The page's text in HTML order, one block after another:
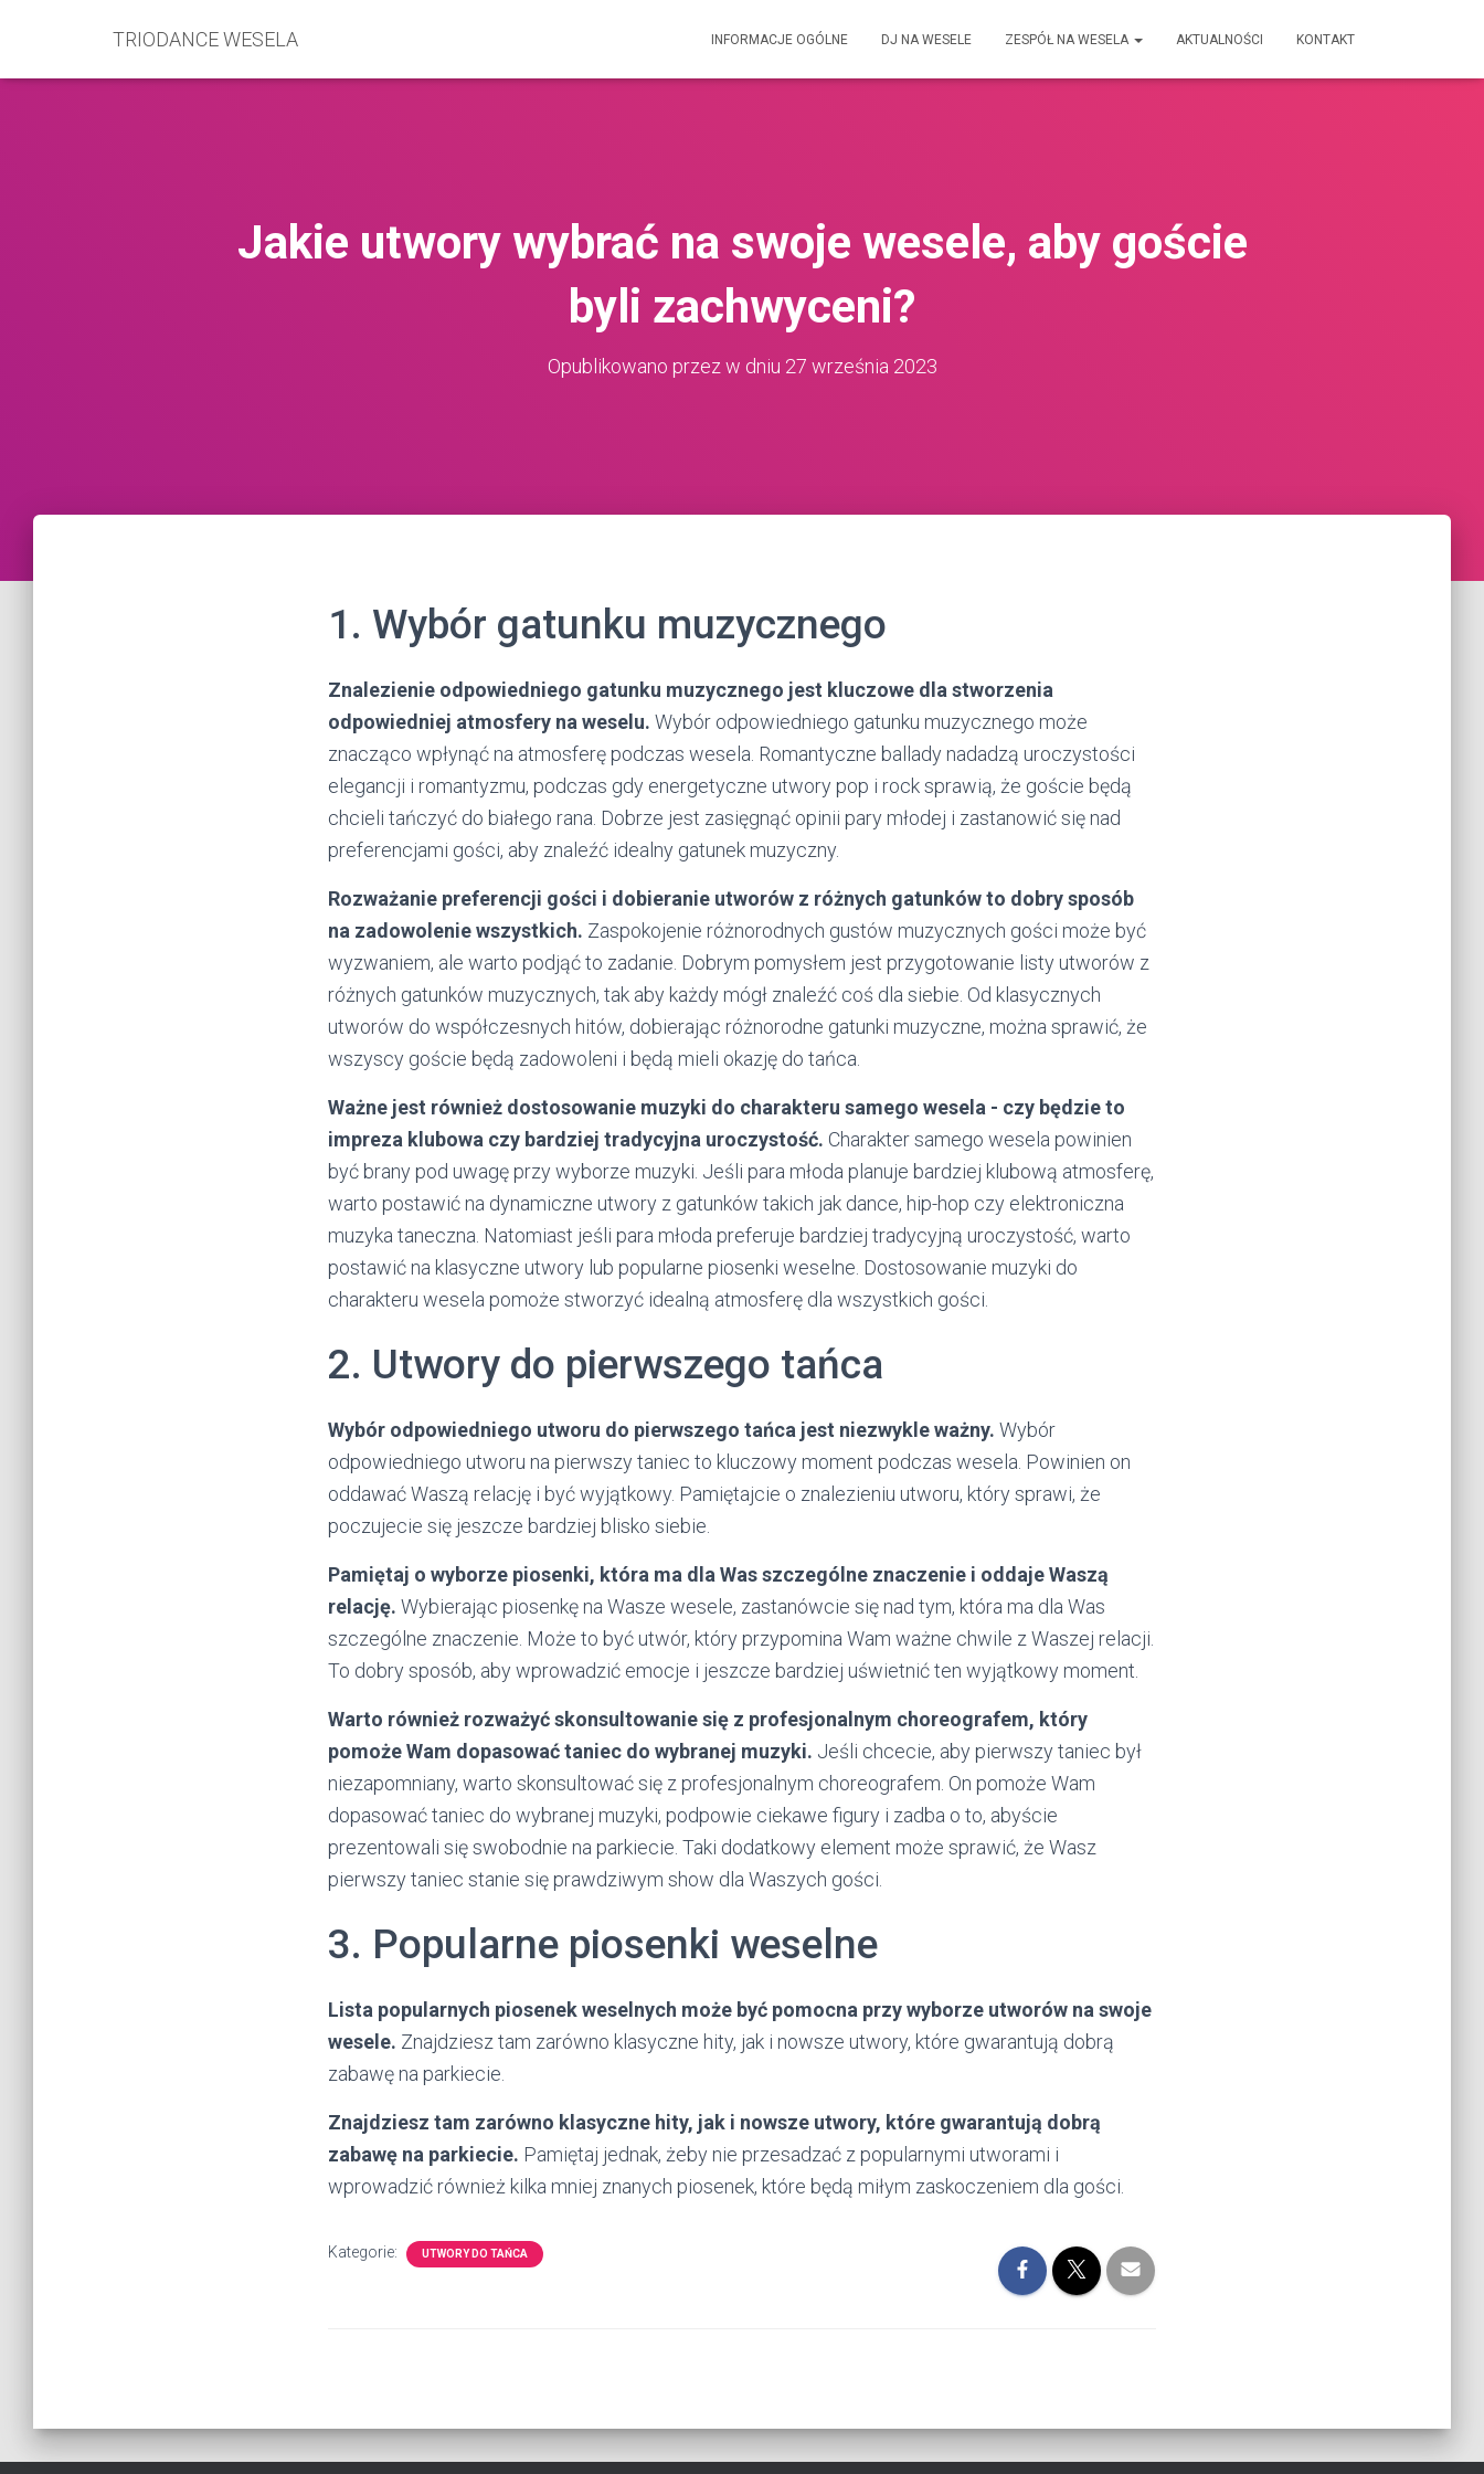
TRIODANCE WESELA INFORMACJE OGÓLNE DJ NA WESELE ZESPÓŁ NA WESELA AKTUALNOŚCI KONTAKT
Jakie utwory wybrać na swoje wesele, aby goście
byli zachwyceni?
Opublikowano przez w dniu 27 września 2023
1. Wybór gatunku muzycznego
Znalezienie odpowiedniego gatunku muzycznego jest kluczowe dla stworzenia
odpowiedniej atmosfery na weselu. Wybór odpowiedniego gatunku muzycznego może
znacząco wpłynąć na atmosferę podczas wesela. Romantyczne ballady nadadzą uroczystości
elegancji i romantyzmu, podczas gdy energetyczne utwory pop i rock sprawią, że goście będą
chcieli tańczyć do białego rana. Dobrze jest zasięgnąć opinii pary młodej i zastanowić się nad
preferencjami gości, aby znaleźć idealny gatunek muzyczny.
Rozważanie preferencji gości i dobieranie utworów z różnych gatunków to dobry sposób
na zadowolenie wszystkich. Zaspokojenie różnorodnych gustów muzycznych gości może być
wyzwaniem, ale warto podjąć to zadanie. Dobrym pomysłem jest przygotowanie listy utworów z
różnych gatunków muzycznych, tak aby każdy mógł znaleźć coś dla siebie. Od klasycznych
utworów do współczesnych hitów, dobierając różnorodne gatunki muzyczne, można sprawić, że
wszyscy goście będą zadowoleni i będą mieli okazję do tańca.
Ważne jest również dostosowanie muzyki do charakteru samego wesela - czy będzie to
impreza klubowa czy bardziej tradycyjna uroczystość. Charakter samego wesela powinien
być brany pod uwagę przy wyborze muzyki. Jeśli para młoda planuje bardziej klubową atmosferę,
warto postawić na dynamiczne utwory z gatunków takich jak dance, hip-hop czy elektroniczna
muzyka taneczna. Natomiast jeśli para młoda preferuje bardziej tradycyjną uroczystość, warto
postawić na klasyczne utwory lub popularne piosenki weselne. Dostosowanie muzyki do
charakteru wesela pomoże stworzyć idealną atmosferę dla wszystkich gości.
2. Utwory do pierwszego tańca
Wybór odpowiedniego utworu do pierwszego tańca jest niezwykle ważny. Wybór
odpowiedniego utworu na pierwszy taniec to kluczowy moment podczas wesela. Powinien on
oddawać Waszą relację i być wyjątkowy. Pamiętajcie o znalezieniu utworu, który sprawi, że
poczujecie się jeszcze bardziej blisko siebie.
Pamiętaj o wyborze piosenki, która ma dla Was szczególne znaczenie i oddaje Waszą
relację. Wybierając piosenkę na Wasze wesele, zastanówcie się nad tym, która ma dla Was
szczególne znaczenie. Może to być utwór, który przypomina Wam ważne chwile z Waszej relacji.
To dobry sposób, aby wprowadzić emocje i jeszcze bardziej uświetnić ten wyjątkowy moment.
Warto również rozważyć skonsultowanie się z profesjonalnym choreografem, który
pomoże Wam dopasować taniec do wybranej muzyki. Jeśli chcecie, aby pierwszy taniec był
niezapomniany, warto skonsultować się z profesjonalnym choreografem. On pomoże Wam
dopasować taniec do wybranej muzyki, podpowie ciekawe figury i zadba o to, abyście
prezentowali się swobodnie na parkiecie. Taki dodatkowy element może sprawić, że Wasz
pierwszy taniec stanie się prawdziwym show dla Waszych gości.
3. Popularne piosenki weselne
Lista popularnych piosenek weselnych może być pomocna przy wyborze utworów na swoje
wesele. Znajdziesz tam zarówno klasyczne hity, jak i nowsze utwory, które gwarantują dobrą
zabawę na parkiecie.
Znajdziesz tam zarówno klasyczne hity, jak i nowsze utwory, które gwarantują dobrą
zabawę na parkiecie. Pamiętaj jednak, żeby nie przesadzać z popularnymi utworami i
wprowadzić również kilka mniej znanych piosenek, które będą miłym zaskoczeniem dla gości.
Kategorie: UTWORY DO TAŃCA